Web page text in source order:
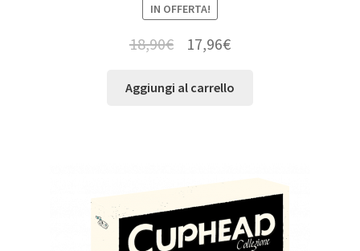
IN OFFERTA!
18,90€ 17,96€
Aggiungi al carrello